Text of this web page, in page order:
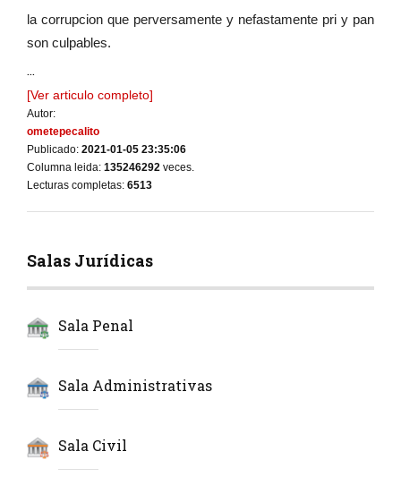
la corrupcion que perversamente y nefastamente pri y pan
son culpables.
...
[Ver articulo completo]
Autor:
ometepecalito
Publicado: 2021-01-05 23:35:06
Columna leida: 135246292 veces.
Lecturas completas: 6513
Salas Jurídicas
Sala Penal
Sala Administrativas
Sala Civil